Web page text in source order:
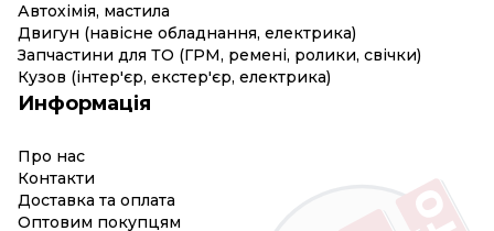
Автохімія, мастила
Двигун (навісне обладнання, електрика)
Запчастини для ТО (ГРМ, ремені, ролики, свічки)
Кузов (інтер'єр, екстер'єр, електрика)
Информація
Про нас
Контакти
Доставка та оплата
Оптовим покупцям